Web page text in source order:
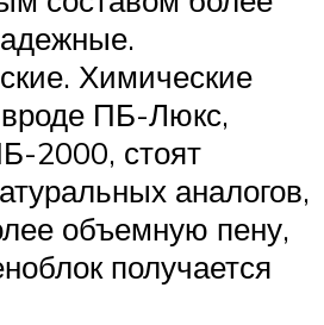
Химические
ПБ-Люкс,
2000, стоят
аналогов,
объемную пену,
получается